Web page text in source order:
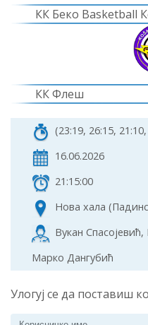
КК Беко Basketball
КК Флеш
(23:19, 26:15,
16.06.2026
21:15:00
Нова хала
Вукан
Марко Дангубић
Улогуј се да поставиш